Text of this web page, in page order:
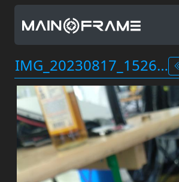
IMG_20230817_152612.jpg